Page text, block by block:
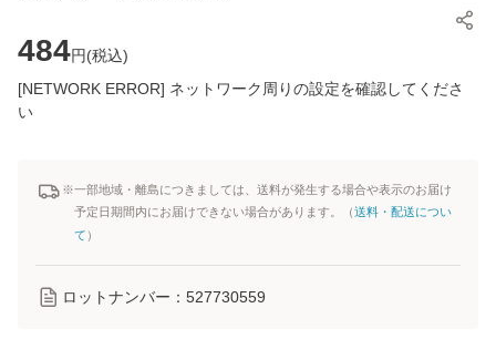
484円(税込)
[NETWORK ERROR] ネットワーク周りの設定を確認してくださ
い
※一部地域・離島につきましては、送料が発生する場合や表示のお届け
予定日期間内にお届けできない場合があります。（送料・配送につい
て ）
ロットナンバー： 527730559